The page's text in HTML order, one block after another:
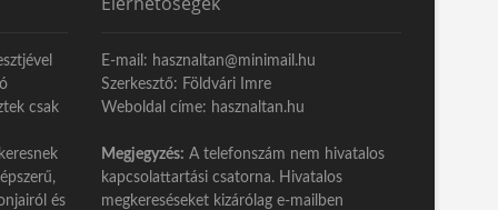
csak
és
E-mail: hasznaltan@minimail.hu
Szerkesztő: Földvári Imre
Weboldal címe: hasznaltan.hu
Megjegyzés: A telefonszám nem hivatalos
kapcsolattartási csatorna. Hivatalos
megkereséseket kizárólag e-mailben